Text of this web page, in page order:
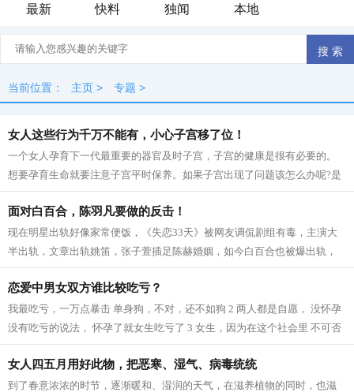
最新
快料 独闻 本地
当前位置： 主页 > 专题 >
女人这些行为千万不能有，小心子宫移了位！
一个女人孕育下一代最重要的器官及时子宫，子宫的健康是很有必要的。
想要孕育生命就要注意子宫平时保养。如果子宫出现了问题该怎么办呢?是
什么原因导致子宫出现问题了呢?你知...
面对白百合，陈羽凡要做的反击！
现在明星出轨好像家常便饭，《失恋33天》被网友调侃剧组有毒，主演大
半出轨，文章出轨姚笛，张子萱插足陈赫婚姻，如今白百合也被爆出轨，
真是让人惊叹，一个有毒的剧组。 今年...
恋爱中男女双方谁比较吃亏？
我最吃亏，一万点暴击 单身狗，不对，还不如狗 2 两人都是自愿， 没怀孕
没有吃亏的说法， 怀孕了就女生吃亏了 3 女生，因为在这个社会里 不可否
认女性地位提高了， 但不得不说，...
女人四五月用好此物，把恶寒、湿气、病毒统统
到了春意浓浓的时节，逐渐暖和、湿润的天气，在滋养植物的同时，也滋